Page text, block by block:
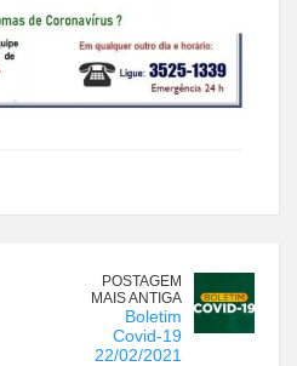
POSTAGEM
MAIS ANTIGA
Boletim
Covid-19
22/02/2021